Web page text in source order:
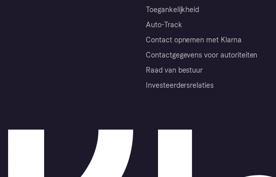
Toegankelijkheid
Auto-Track
Contact opnemen met Klarna
Contactgegevens voor autoriteiten
Raad van bestuur
Investeerdersrelaties